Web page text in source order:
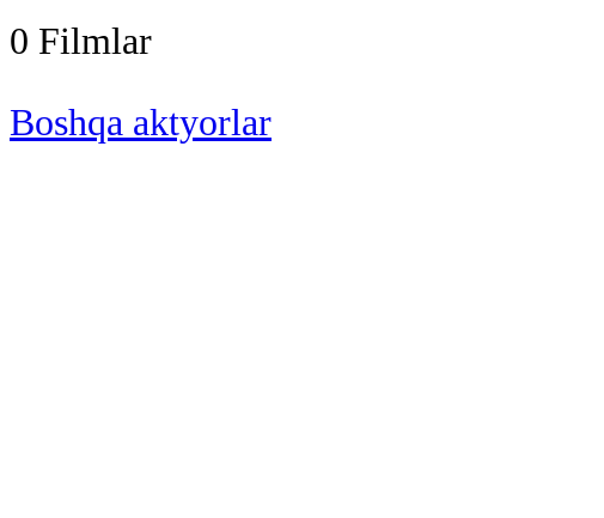
0 Filmlar
Boshqa aktyorlar